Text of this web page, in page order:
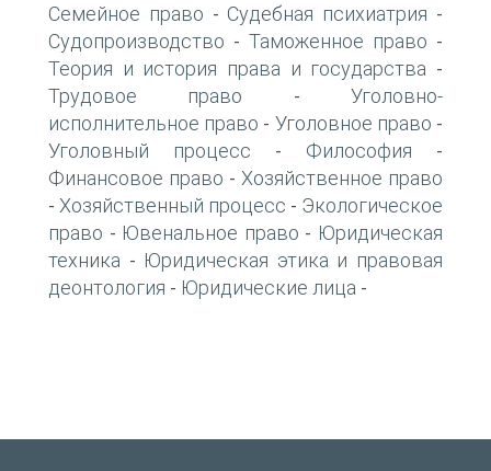
Семейное право - Судебная психиатрия -
Судопроизводство - Таможенное право -
Теория и история права и государства -
Трудовое право -Уголовно-
исполнительное право - Уголовное право -
Уголовный процесс - Философия -
Финансовое право - Хозяйственное право
- Хозяйственный процесс - Экологическое
право - Ювенальное право - Юридическая
техника - Юридическая этика и правовая
деонтология - Юридические лица -